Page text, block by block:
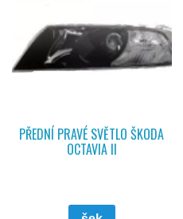
PŘEDNÍ PRAVÉ SVĚTLO ŠKODA
OCTAVIA II